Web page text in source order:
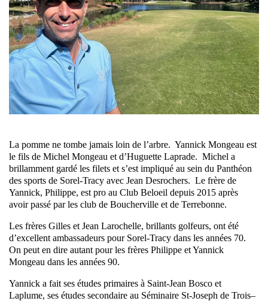
La pomme ne tombe jamais loin de l’arbre. Yannick Mongeau est
le fils de Michel Mongeau et d’Huguette Laprade. Michel a
brillamment gardé les filets et s’est impliqué au sein du Panthéon
des sports de Sorel-Tracy avec Jean Desrochers. Le frère de
Yannick, Philippe, est pro au Club Beloeil depuis 2015 après
avoir passé par les club de Boucherville et de Terrebonne.
Les frères Gilles et Jean Larochelle, brillants golfeurs, ont été
d’excellent ambassadeurs pour Sorel-Tracy dans les années 70.
On peut en dire autant pour les frères Philippe et Yannick
Mongeau dans les années 90.
Yannick a fait ses études primaires à Saint-Jean Bosco et
Laplume, ses études secondaire au Séminaire St-Joseph de Trois–